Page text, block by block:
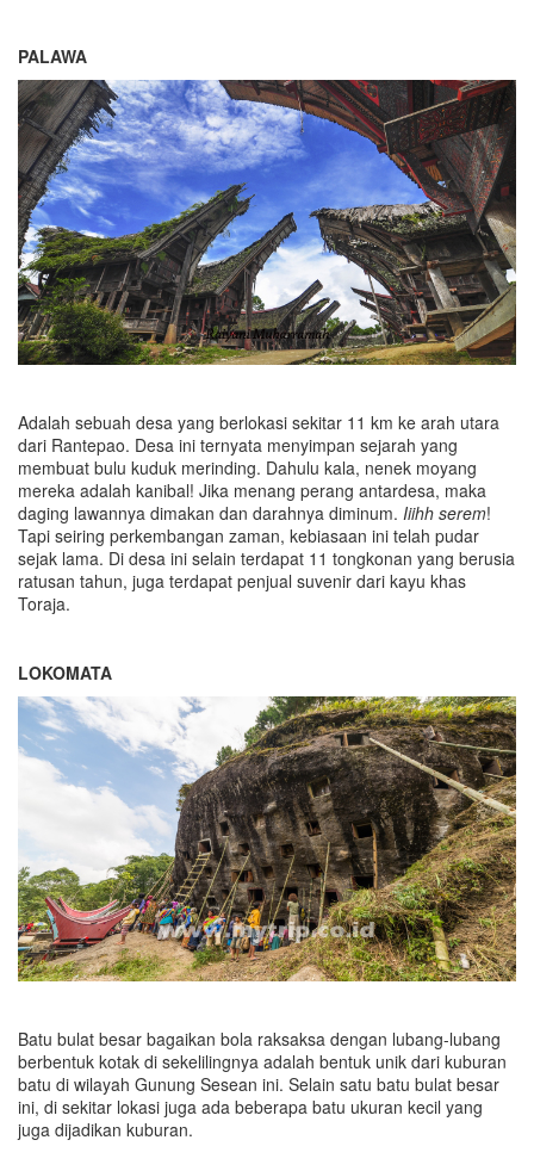
PALAWA
Adalah sebuah desa yang berlokasi sekitar 11 km ke arah utara
dari Rantepao. Desa ini ternyata menyimpan sejarah yang
membuat bulu kuduk merinding. Dahulu kala, nenek moyang
mereka adalah kanibal! Jika menang perang antardesa, maka
daging lawannya dimakan dan darahnya diminum. Iiihh serem!
Tapi seiring perkembangan zaman, kebiasaan ini telah pudar
sejak lama. Di desa ini selain terdapat 11 tongkonan yang berusia
ratusan tahun, juga terdapat penjual suvenir dari kayu khas
Toraja.
LOKOMATA
Batu bulat besar bagaikan bola raksaksa dengan lubang-lubang
berbentuk kotak di sekelilingnya adalah bentuk unik dari kuburan
batu di wilayah Gunung Sesean ini. Selain satu batu bulat besar
ini, di sekitar lokasi juga ada beberapa batu ukuran kecil yang
juga dijadikan kuburan.